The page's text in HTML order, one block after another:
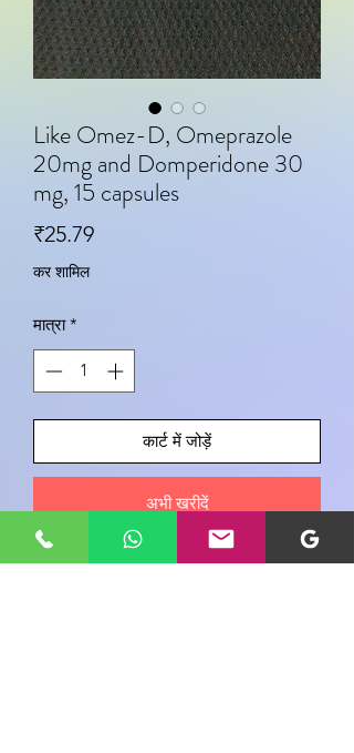
Like Omez-D, Omeprazole
20mg and Domperidone 30
mg, 15 capsules
₹25.79मूल्य
कर शामिल
मात्रा *
कार्ट में जोड़ें
अभी खरीदें